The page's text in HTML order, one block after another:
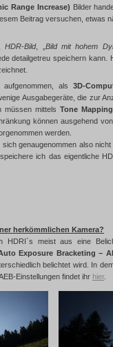
Range Increase) Bilder
Beitrag versuchen, etwas
HDR-Bild, „ Bild mit hohem
detailgetreu speichern
als 3D-
Ausgabegeräte, die zur
müssen mittels Tone Mapping
können ausgehend
werden.
genaugenommen also
ich das eigentliche
herkömmlichen Kamera?
HDRI`s meist aus eine
Exposure Bracketing –
belichtet wird. In
Einstellungen findet ihr hier.